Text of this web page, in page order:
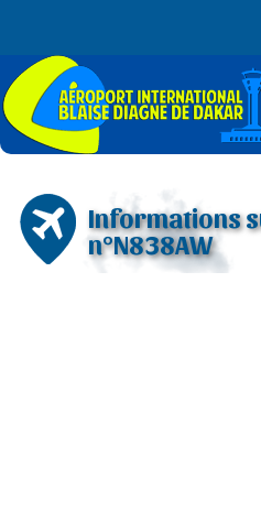
Informations
n°N838AW